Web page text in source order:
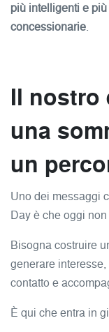
più intelligenti e
concessionarie.
Il nostro
una
un
Uno dei messaggi
Day è che oggi
Bisogna costruire
generare
contatto e
È qui che entra in